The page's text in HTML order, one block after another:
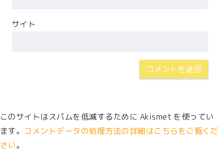
サイト
このサイトはスパムを低減するために Akismet を使ってい
ます。 コメントデータの処理方法の詳細はこちらをご覧くだ
さい。